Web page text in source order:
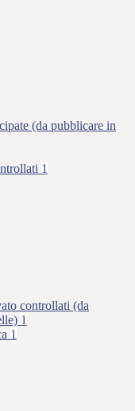
(da pubblicare in
1
controllati (da
1
1